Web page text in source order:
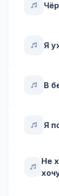
Я
В
Я
Не